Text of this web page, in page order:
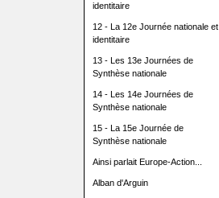
identitaire
12 - La 12e Journée nationale et
identitaire
13 - Les 13e Journées de
Synthèse nationale
14 - Les 14e Journées de
Synthèse nationale
15 - La 15e Journée de
Synthèse nationale
Ainsi parlait Europe-Action...
Alban d'Arguin